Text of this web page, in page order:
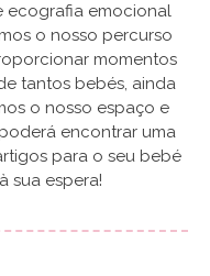
ecografia emocional
o nosso percurso
momentos
tantos bebés, ainda
o nosso espaço e
encontrar uma
para o seu bebé
sua espera!